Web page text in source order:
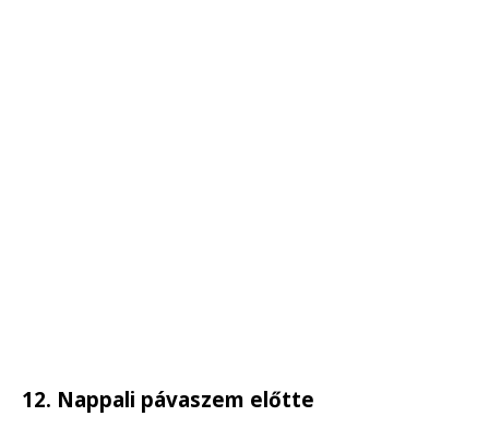
12. Nappali pávaszem előtte